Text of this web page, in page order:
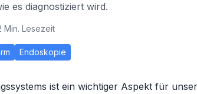
es diagnostiziert wird.
Min. Lesezeit
Endoskopie
ist ein wichtiger Aspekt für